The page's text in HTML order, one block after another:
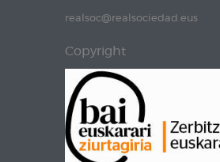
realsoc@realsociedad.eus
Copyright